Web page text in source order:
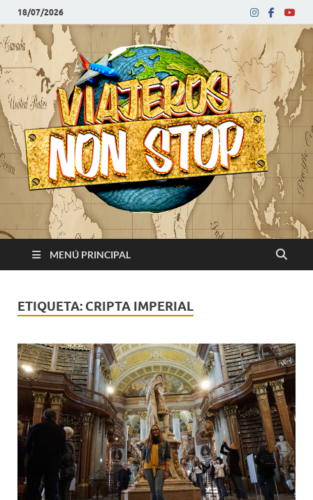
18/07/2026
Blog
de
viajes
MENÚ PRINCIPAL
ETIQUETA: CRIPTA IMPERIAL